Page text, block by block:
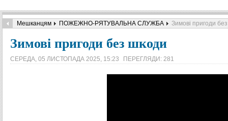
Мешканцям ПОЖЕЖНО-РЯТУВАЛЬНА СЛУЖБА Зимові пригоди
Зимові пригоди без шкоди
СЕРЕДА, 05 ЛИСТОПАДА 2025, 15:23 ПЕРЕГЛЯДИ: 281